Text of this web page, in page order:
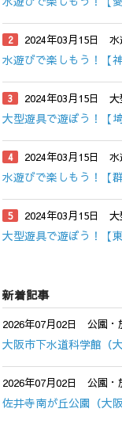
2024年03月15日 水
水遊びで楽しもう！【
2024年03月15日 大
大型遊具で遊ぼう！【埼
2024年03月15日 水
水遊びで楽しもう！【群
2024年03月15日 大
大型遊具で遊ぼう！【東
新着記事
2026年07月02日 公園・
大阪市下水道科学館（
2026年07月02日 公園・
佐井寺南が丘公園（大